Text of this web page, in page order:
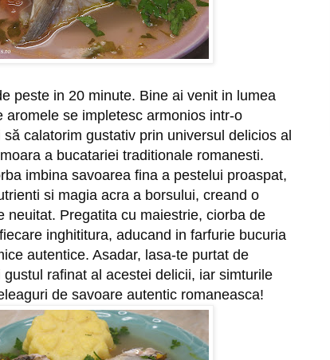
peste in 20 minute. Bine ai venit in lumea
aromele se impletesc armonios intr-o
calatorim gustativ prin universul delicios al
a bucatariei traditionale romanesti.
imbina savoarea fina a pestelui proaspat,
si magia acra a borsului, creand o
neuitat. Pregatita cu maiestrie, ciorba de
inghititura, aducand in farfurie bucuria
autentice. Asadar, lasa-te purtat de
rafinat al acestei delicii, iar simturile
de savoare autentic romaneasca!